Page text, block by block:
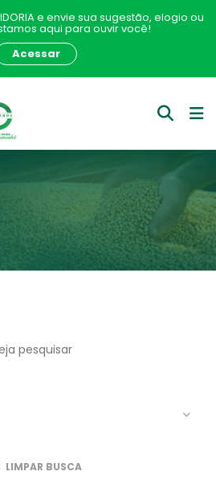
e envie sua sugestão, elogio ou
aqui para ouvir você!
Acessar
LIMPAR BUSCA